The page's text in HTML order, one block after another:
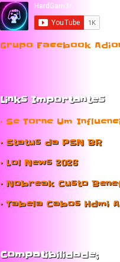
Grupo Facebook
Links Importantes
• Se Torne Um
• Status da PSN BR
• Lol News 2026
• Nobreak Custo
• Tabela Cabos Hdmi
Compatibilidade;